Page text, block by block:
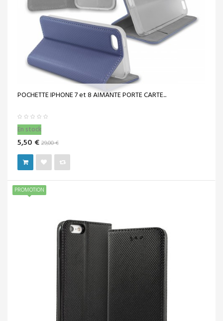
POCHETTE IPHONE 7 et 8 AIMANTE PORTE CARTE...
En stock
5,50 € 29,00 €
PROMOTION